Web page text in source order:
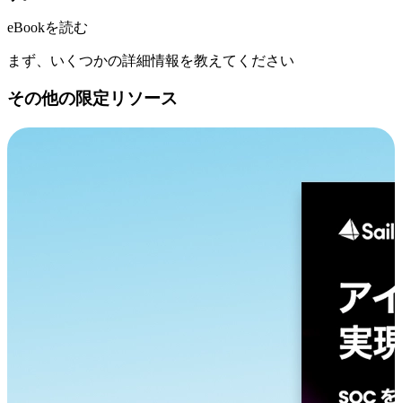
eBookを読む
まず、いくつかの詳細情報を教えてください
その他の限定リソース